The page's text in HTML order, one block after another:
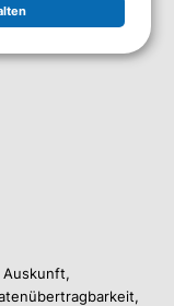
Auskunft,